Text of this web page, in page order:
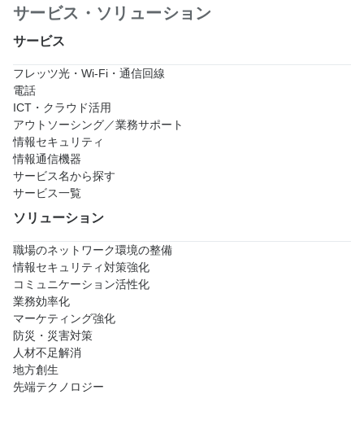
サービス・ソリューション
サービス
フレッツ光・Wi-Fi・通信回線
電話
ICT・クラウド活用
アウトソーシング／業務サポート
情報セキュリティ
情報通信機器
サービス名から探す
サービス一覧
ソリューション
職場のネットワーク環境の整備
情報セキュリティ対策強化
コミュニケーション活性化
業務効率化
マーケティング強化
防災・災害対策
人材不足解消
地方創生
先端テクノロジー